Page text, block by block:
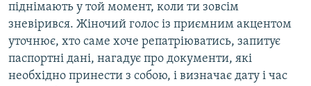
піднімають у той момент, коли ти зовсім
зневірився. Жіночий голос із приємним акцентом
уточнює, хто саме хоче репатріюватись, запитує
паспортні дані, нагадує про документи, які
необхідно принести з собою, і визначає дату і час